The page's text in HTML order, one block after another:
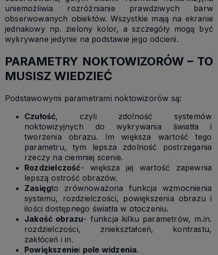
uniemożliwia rozróżnianie prawdziwych barw
obserwowanych obiektów. Wszystkie mają na ekranie
jednakowy np. zielony kolor, a szczegóły mogą być
wykrywane jedynie na podstawie jego odcieni.
PARAMETRY NOKTOWIZORÓW – TO
MUSISZ WIEDZIEĆ
Podstawowymi parametrami noktowizorów są:
Czułość, czyli zdolność systemów
noktowizyjnych do wykrywania światła i
tworzenia obrazu. Im większa wartość tego
parametru, tym lepsza zdolność postrzegania
rzeczy na ciemniej scenie.
Rozdzielczość- większa jej wartość zapewnia
lepszą ostrość obrazów.
Zasięgto zrównoważona funkcja wzmocnienia
systemu, rozdzielczości, powiększenia obrazu i
ilości dostępnego światła w otoczeniu.
Jakość obrazu- funkcja kilku parametrów, m.in.
rozdzielczości, zniekształceń, kontrastu,
zakłóceń i in.
Powiększeniei pole widzenia.